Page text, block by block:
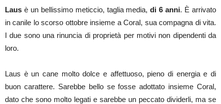
Laus è un bellissimo meticcio, taglia media,di 6 anni. È arrivato
in canile lo scorso ottobre insieme a Coral, sua compagna di vita.
I due sono una rinuncia di proprietà per motivi non dipendenti da
loro.
Laus è un cane molto dolce e affettuoso, pieno di energia e di
buon carattere. Sarebbe bello se fosse adottato insieme Coral,
dato che sono molto legati e sarebbe un peccato dividerli, ma se